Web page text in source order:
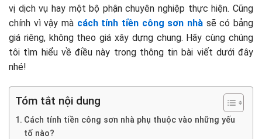
vị dịch vụ hay một bộ phận chuyên nghiệp thực hiện. Cũng
chính vì vậy mà cách tính tiền công sơn nhà sẽ có bảng
giá riêng, không theo giá xây dựng chung. Hãy cùng chúng
tôi tìm hiểu về điều này trong thông tin bài viết dưới đây
nhé!
Tóm tắt nội dung
Cách tính tiền công sơn nhà phụ thuộc vào những yếu
tố nào?